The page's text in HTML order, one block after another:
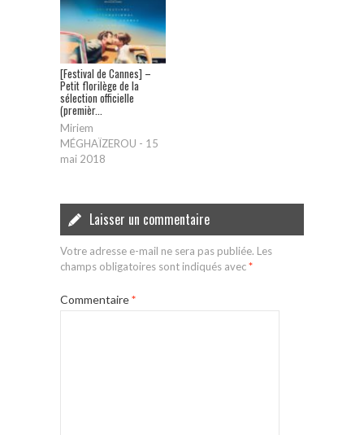
[Festival de Cannes] –
Petit florilège de la
sélection officielle
(premièr...
Miriem
MÉGHAÏZEROU - 15
mai 2018
Laisser un commentaire
Votre adresse e-mail ne sera pas publiée. Les
champs obligatoires sont indiqués avec*
Commentaire*